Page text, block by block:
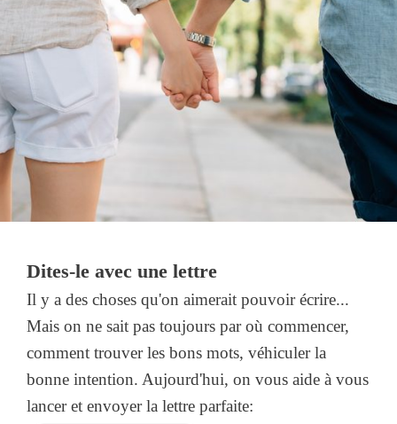
Dites-le avec une lettre
Il y a des choses qu'on aimerait pouvoir écrire...
Mais on ne sait pas toujours par où commencer,
comment trouver les bons mots, véhiculer la
bonne intention. Aujourd'hui, on vous aide à vous
lancer et envoyer la lettre parfaite: